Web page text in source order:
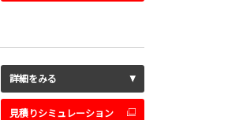
詳細をみる
見積りシミュレーション